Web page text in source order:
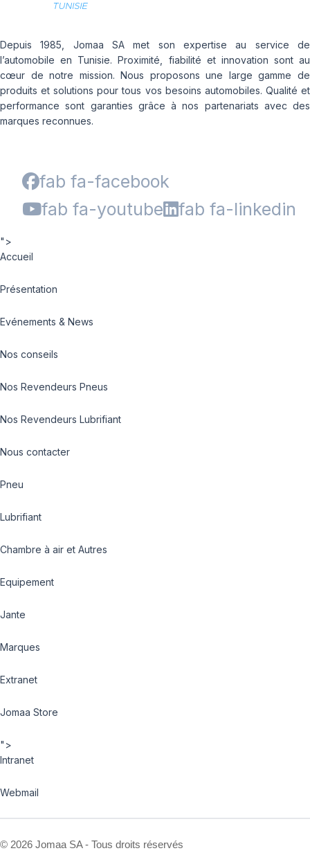
Depuis 1985, Jomaa SA met son expertise au service de
l’automobile en Tunisie. Proximité, fiabilité et innovation sont au
cœur de notre mission. Nous proposons une large gamme de
produits et solutions pour tous vos besoins automobiles. Qualité et
performance sont garanties grâce à nos partenariats avec des
marques reconnues.
fab fa-facebook
fab fa-youtube
fab fa-linkedin
">
Accueil
Présentation
Evénements & News
Nos conseils
Nos Revendeurs Pneus
Nos Revendeurs Lubrifiant
Nous contacter
Pneu
Lubrifiant
Chambre à air et Autres
Equipement
Jante
Marques
Extranet
Jomaa Store
">
Intranet
Webmail
© 2026 Jomaa SA - Tous droits réservés